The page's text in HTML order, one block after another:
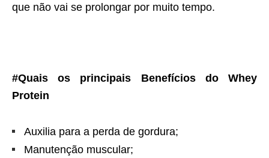
que não vai se prolongar por muito tempo.
#Quais os principais Benefícios do Whey
Protein
Auxilia para a perda de gordura;
Manutenção muscular;